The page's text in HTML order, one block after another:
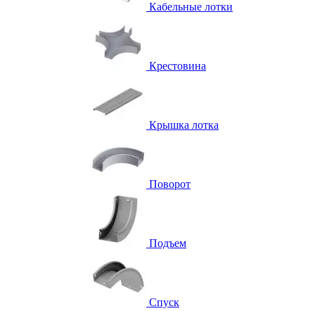
Кабельные лотки
Крестовина
Крышка лотка
Поворот
Подъем
Спуск